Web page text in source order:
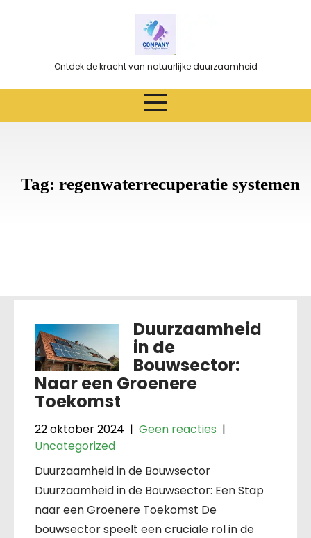
Ontdek de kracht van natuurlijke duurzaamheid
Tag: regenwaterrecuperatie systemen
Duurzaamheid
in de
Bouwsector:
Naar een Groenere
Toekomst
22 oktober 2024 | Geen reacties |
Uncategorized
Duurzaamheid in de Bouwsector
Duurzaamheid in de Bouwsector: Een Stap
naar een Groenere Toekomst De
bouwsector speelt een cruciale rol in de